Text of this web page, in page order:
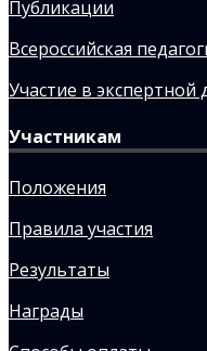
Публикации
Всероссийская
Участие в экспертной
Участникам
Положения
Правила участия
Результаты
Награды